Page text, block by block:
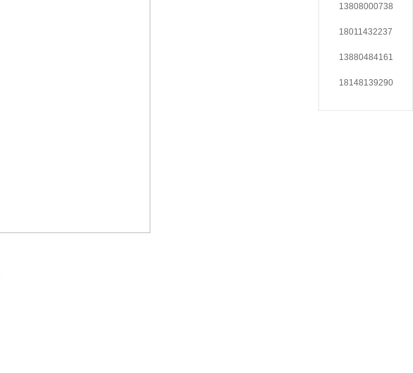
13808000738
18011432237
13880484161
18148139290